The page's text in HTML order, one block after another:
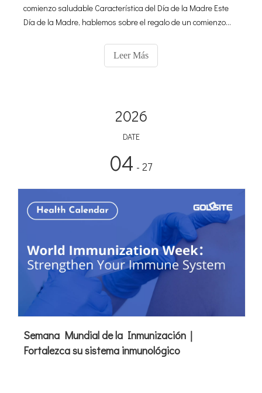
comienzo saludable Característica del Día de la Madre Este
Día de la Madre, hablemos sobre el regalo de un comienzo
que sueñan con tener a su pequeño en brazos algún día.
Leer Más
2026
DATE
04 - 27
Semana Mundial de la Inmunización｜
Fortalezca su sistema inmunológico